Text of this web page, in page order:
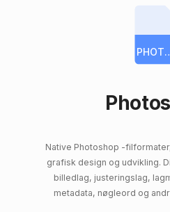
Native Photoshop -
grafisk design og udvikling.
billedlag, justeringslag,
metadata, nøgleord og